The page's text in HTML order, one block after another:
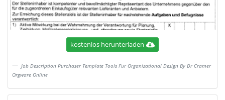
kostenlos herunterladen
Job Description Purchaser Template Tools Fur Organizational Design By Dr Cramer
Orgware Online